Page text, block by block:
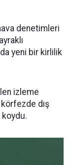
denetimleri
yeni bir kirlilik
izleme
dış
koydu.